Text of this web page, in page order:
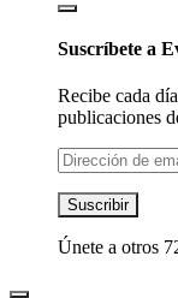
Suscríbete a
Recibe cada
publicaciones
Dirección
de
email
Suscribir
Únete a otros